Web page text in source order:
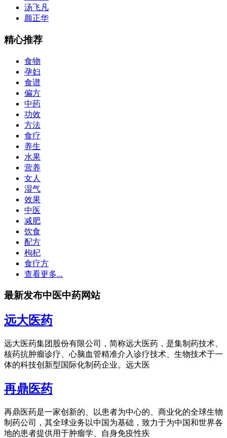
汤飞凡
颜正华
精心推荐
食物
孕妇
食谱
偏方
中药
功效
方法
食疗
养生
水果
营养
女人
湿气
效果
中医
减肥
饮食
配方
枸杞
食疗方
查看更多...
最新发布中医中药网站
远大医药
远大医药集团股份有限公司，简称远大医药，是集制药技术、
核药抗肿瘤诊疗、心脑血管精准介入诊疗技术、生物技术于一
体的科技创新型国际化制药企业。远大医
再鼎医药
再鼎医药是一家创新的、以患者为中心的、商业化的全球生物
制药公司，其全球业务以中国为基础，致力于为中国和世界各
地的患者提供用于肿瘤学、自身免疫性疾